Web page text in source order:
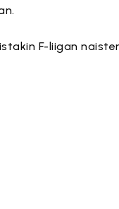
F-liigan